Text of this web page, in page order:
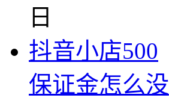
日
抖音小店500
保证金怎么没